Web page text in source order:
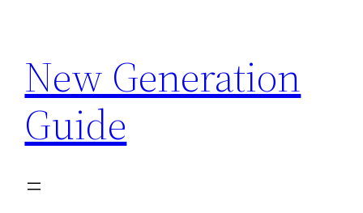
contenu
New Generation
Guide